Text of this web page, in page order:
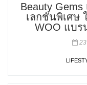
Beauty Gems
เลกชันพิเศษ
WOO แบร